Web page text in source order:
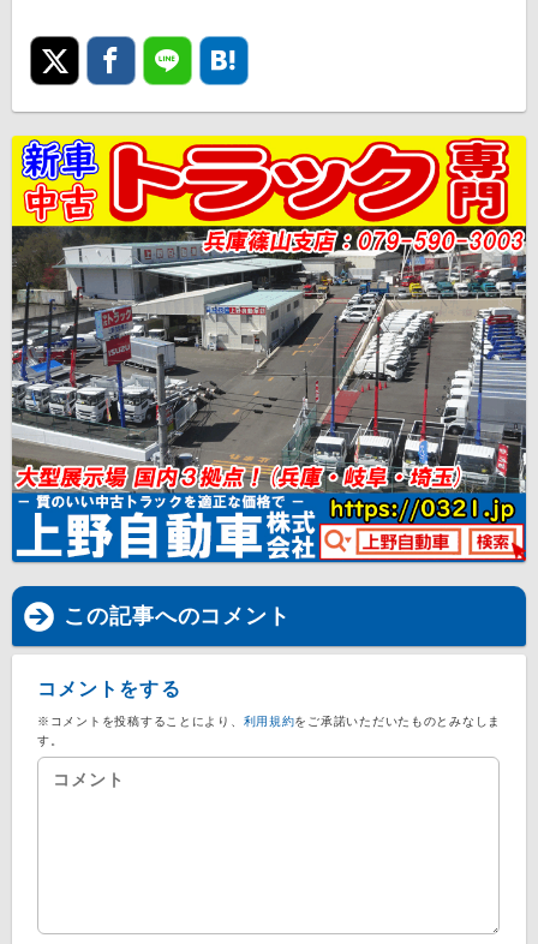
この記事へのコメント
コメントをする
※コメントを投稿することにより、 利用規約をご承諾いただいたものとみなしま
す。